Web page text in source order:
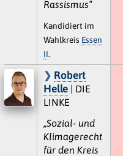
Rassismus“
Kandidiert im
Wahlkreis Essen
II.
Robert
Helle| DIE
LINKE
„Sozial- und
Klimagerecht
für den Kreis